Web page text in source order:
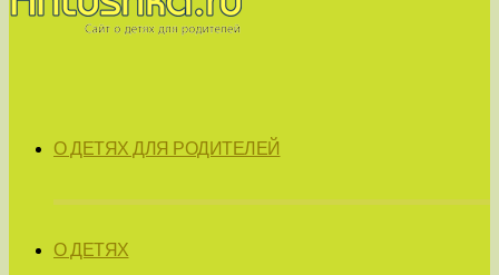
О ДЕТЯХ ДЛЯ РОДИТЕЛЕЙ
О ДЕТЯХ